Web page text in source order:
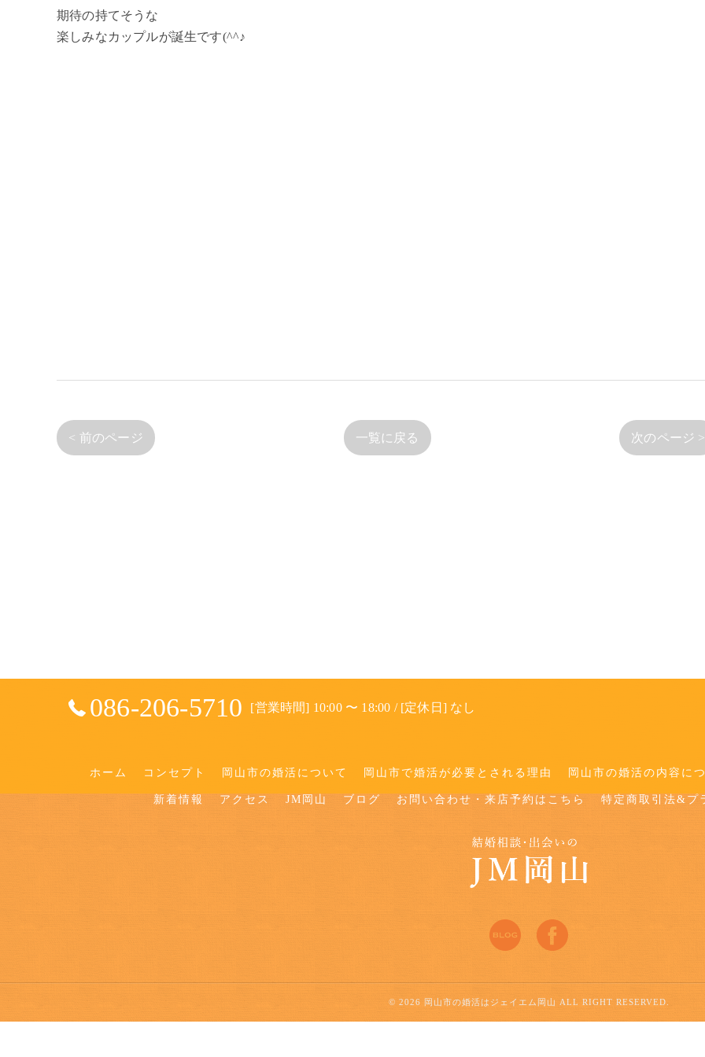
期待の持てそうな
楽しみなカップルが誕生です(^^♪
< 前のページ 一覧に戻る 次のページ >
086-206-5710 [営業時間] 10:00 〜 18:00 / [定休日] なし
ホーム コンセプト 岡山市の婚活について 岡山市で婚活が必要とされる理由 岡山市の婚活の内容に
新着情報 アクセス JM岡山 ブログ お問い合わせ・来店予約はこちら 特定商取引法&プ
© 2026 岡山市の婚活はジェイエム岡山 ALL RIGHT RESERVED.